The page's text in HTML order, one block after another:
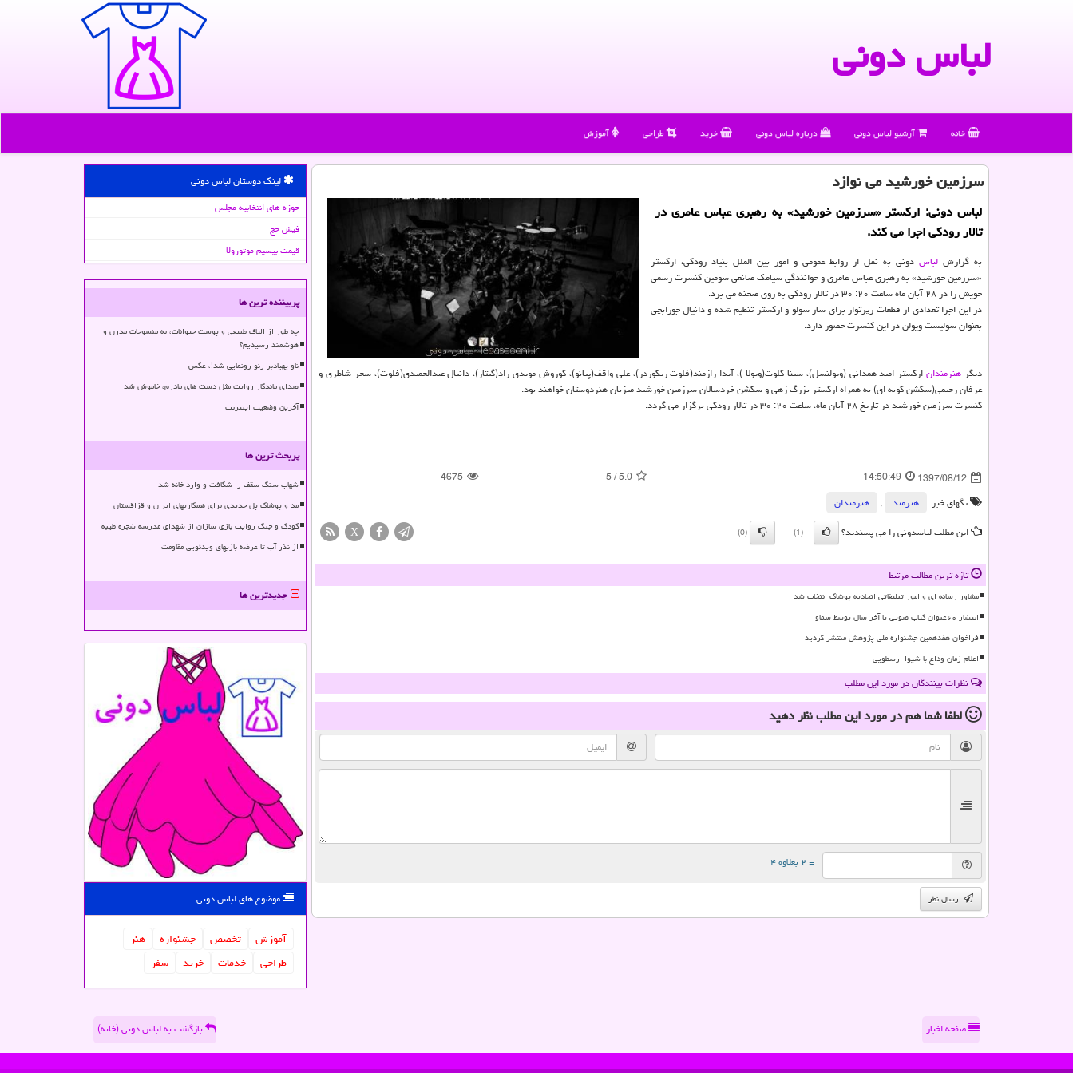
لباس دونی
خانه آرشیو لباس دونی درباره لباس دونی خرید طراحی آموزش
سرزمین خورشید می نوازد
لباس دونی: اركستر «سرزمین خورشید» به رهبری عباس عامری در
تالار رودكی اجرا می كند.
به گزارشلباس دونی به نقل از روابط عمومی و امور بین الملل بنیاد رودكی، اركستر
«سرزمین خورشید» به رهبری عباس عامری و خوانندگی سیامك صانعی سومین كنسرت رسمی
خویش را در ۲۸ آبان ماه ساعت ۲۰: ۳۰ در تالار رودكی به روی صحنه می برد.
در این اجرا تعدادی از قطعات رپرتوار برای ساز سولو و اركستر تنظیم شده و دانیال جورابچی
بعنوان سولیست ویولن در این كنسرت حضور دارد.
دیگرهنرمنداناركستر امید همدانی (ویولنسل)، سینا كلوت(ویولا )، آیدا رازمند(فلوت ریكوردر)، علی واقف(پیانو)، كوروش مویدی راد(گیتار)، دانیال عبدالحمیدی(فلوت)، سحر شاطری و
عرفان رحیمی(سكشن كوبه ای) به همراه اركستر بزرگ زهی و سكشن خردسالان سرزمین خورشید میزبان هنردوستان خواهند بود.
كنسرت سرزمین خورشید در تاریخ ۲۸ آبان ماه، ساعت ۲۰: ۳۰ در تالار رودكی برگزار می گردد.
1397/08/12
14:50:49
5.0
/
5
4675
تگهای خبر:
هنرمند ,
هنرمندان
این مطلب لباسدونی را می پسندید؟
(1)
(0)
X
تازه ترین مطالب مرتبط
مشاور رسانه ای و امور تبلیغاتی اتحادیه پوشاک انتخاب شد
انتشار ۶۰عنوان کتاب صوتی تا آخر سال توسط سماوا
فراخوان هفدهمین جشنواره ملی پژوهش منتشر گردید
اعلام زمان وداع با شیوا ارسطویی
نظرات بینندگان در مورد این مطلب
لطفا شما همدر مورد این مطلبنظر دهید
= ۲ بعلاوه ۴
ارسال نظر
لینک دوستان لباس دونی
حوزه های انتخابیه مجلس
فیش حج
قیمت بیسیم موتورولا
پربیننده ترین ها
چه طور از الیاف طبیعی و پوست حیوانات، به منسوجات مدرن و
هوشمند رسیدیم؟
ناو پهپادبر رنو رونمایی شد!، عکس
صدای ماندگار روایت مثل دست های مادرم، خاموش شد
آخرین وضعیت اینترنت
پربحث ترین ها
شهاب سنگ سقف را شکافت و وارد خانه شد
مد و پوشاک پل جدیدی برای همکاریهای ایران و قزاقستان
کودک و جنگ روایت بازی سازان از شهدای مدرسه شجره طیبه
از نذر آب تا عرضه بازیهای ویدئویی مقاومت
جدیدترین ها
موضوع های لباس دونی
آموزش تخصص جشنواره
هنر
طراحی
خدمات خرید سفر
صفحه اخبار بازگشت به لباس دونی (خانه)